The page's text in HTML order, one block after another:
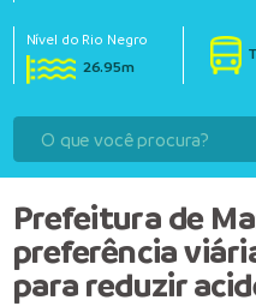
Nível do Rio Negro
26.95m
Prefeitura de
preferência
para reduzir